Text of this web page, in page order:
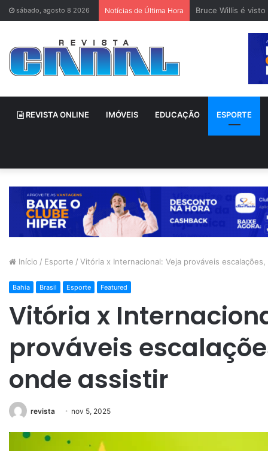
sábado, agosto 8 2026 Notícias de Última Hora Bruce Willis é
REVISTA ONLINE IMÓVEIS EDUCAÇÃO ESPORTE
Início / Esporte / Vitória x Internacional: Veja prováveis
Bahia Brasil Esporte Featured
Vitória x
prováveis
onde assistir
revista nov 5, 2025